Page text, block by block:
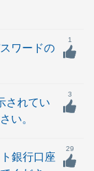
ワードの
1
されてい
い。
3
銀行口座
29